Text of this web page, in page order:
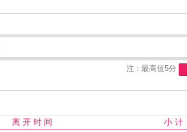
注 : 最高值5分
离 开 时 间 小 计